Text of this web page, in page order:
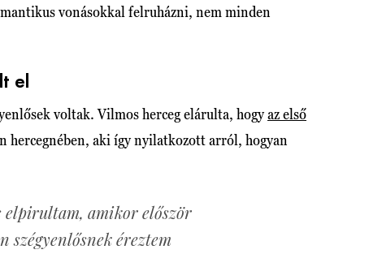
vonásokkal felruházni, nem minden
el
voltak. Vilmos herceg elárulta, hogyaz első
hercegnében, aki így nyilatkozott arról, hogyan
elpirultam, amikor először
szégyenlősnek éreztem